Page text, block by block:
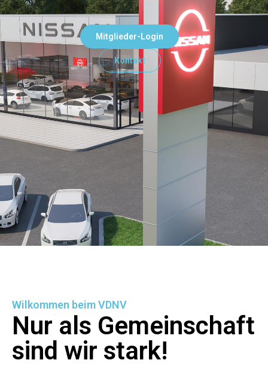
Mitglieder-Login
Kontakt
Wilkommen beim VDNV
Nur als Gemeinschaft
sind wir stark!